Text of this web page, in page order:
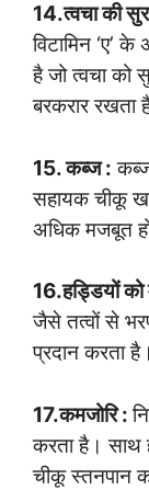
14.त्वचा की
विटामिन ‘ए’ के
है जो त्वचा को
बरकरार रखता
15. कब्ज :
सहायक चीकू
अधिक मजबूत
16.हड्डियों
जैसे तत्वों से
प्रदान करता है।
17.कमजोरि :
करता है। साथ
चीकू स्तनपान